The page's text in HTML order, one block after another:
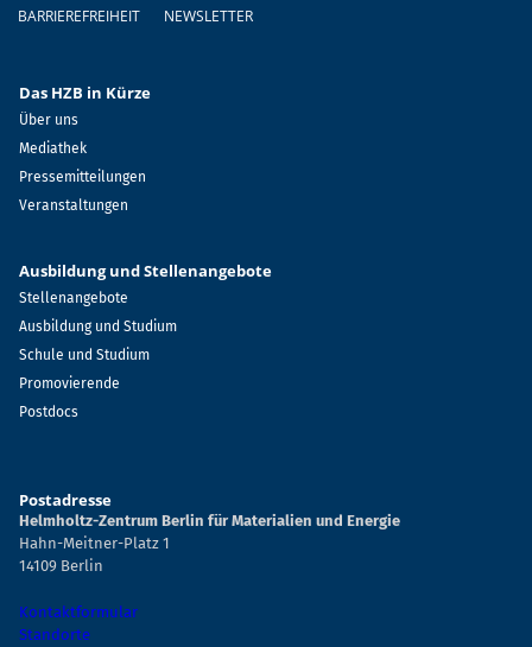
BARRIEREFREIHEIT
NEWSLETTER
Das HZB in Kürze
Über uns
Mediathek
Pressemitteilungen
Veranstaltungen
Ausbildung und Stellenangebote
Stellenangebote
Ausbildung und Studium
Schule und Studium
Promovierende
Postdocs
Postadresse
Helmholtz-Zentrum Berlin für Materialien und Energie
Hahn-Meitner-Platz 1
14109 Berlin
Kontaktformular
Standorte